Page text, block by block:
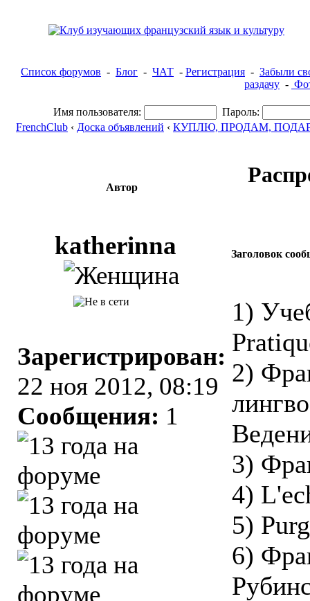
Список форумов - Блог - ЧАТ - Регистрация - Забыли
раздачу -
Имя пользователя:
Пароль:
FrenchClub ‹ Доска объявлений ‹ КУПЛЮ, ПРОДАМ,
Автор
katherinna Заголовок
Зарегистрирован:
22 ноя 2012, 08:19
Сообщения: 1
1)
2)
3)
4)
5)
6)